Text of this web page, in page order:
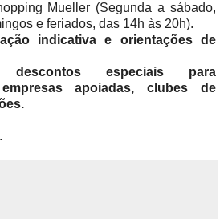
Mueller (Segunda a sábado,
e feriados, das 14h às 20h).
indicativa e orientações de
descontos especiais para
apoiadas, clubes de